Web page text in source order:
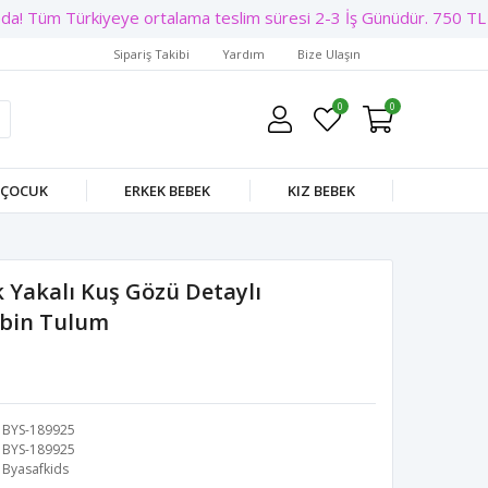
Tüm Türkiyeye ortalama teslim süresi 2-3 İş Günüdür. 750 TL
Sipariş Takibi Yardım Bize Ulaşın
0 0
ERKEK BEBEK KIZ BEBEK
Yakalı Kuş Gözü Detaylı
Tulum
BYS-189925
BYS-189925
Byasafkids